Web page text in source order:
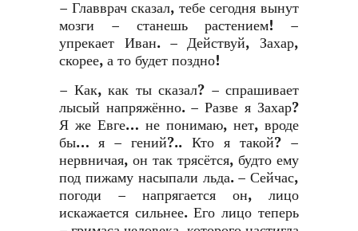
– Главврач сказал, тебе сегодня вынут
мозги – станешь растением! –
упрекает Иван. – Действуй, Захар,
скорее, а то будет поздно!
– Как, как ты сказал? – спрашивает
лысый напряжённо. – Разве я Захар?
Я же Евге… не понимаю, нет, вроде
бы… я – гений?.. Кто я такой? –
нервничая, он так трясётся, будто ему
под пижаму насыпали льда. – Сейчас,
погоди – напрягается он, лицо
искажается сильнее. Его лицо теперь